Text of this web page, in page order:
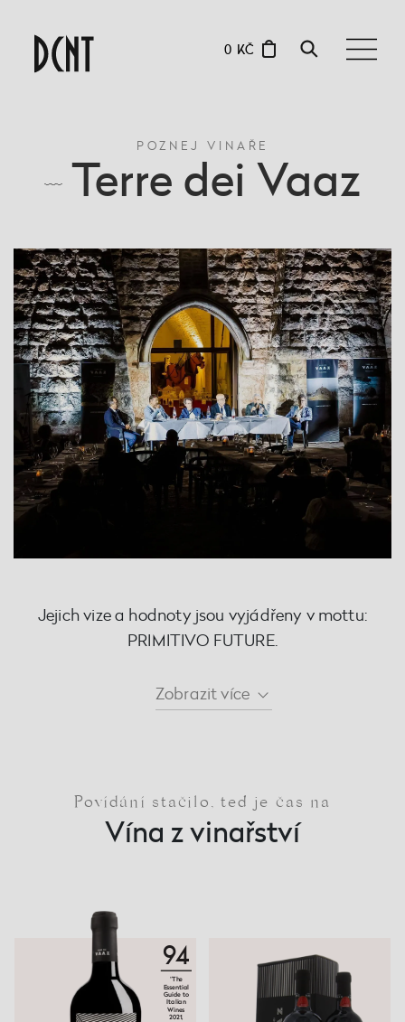
0 KČ
POZNEJ VINAŘE
Terre dei Vaaz
Jejich vize a hodnoty jsou vyjádřeny v mottu:
PRIMITIVO FUTURE.
Zobrazitvíce
Povídání stačilo, teď je čas na
Vína z vinařství
94
“The
Essential
Guide to
Italian
Wines
2021,